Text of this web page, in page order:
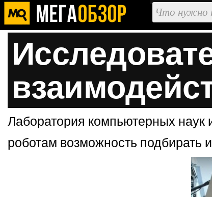
Лаборатория компьютерных наук
роботам возможность